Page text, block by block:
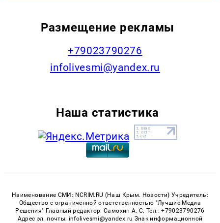
Размещение рекламы
+79023790276
infolivesmi@yandex.ru
Наша статистика
Наименование СМИ: NCRIM.RU (Наш Крым. Новости) Учредитель:
Общество с ограниченной ответственностью "Лучшие Медиа
Решения" Главный редактор: Самохин А. С. Тел.: +79023790276
Адрес эл. почты: infolivesmi@yandex.ru Знак информационной